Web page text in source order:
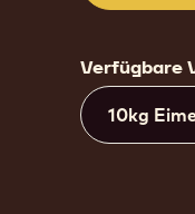
Verfügbare
10kg